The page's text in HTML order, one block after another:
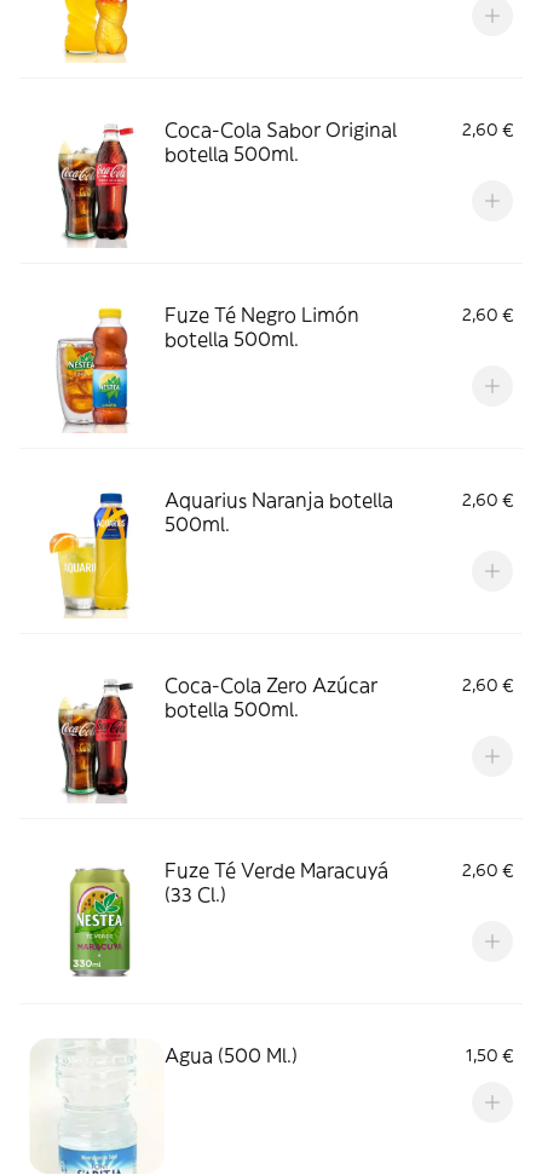
Coca-Cola Sabor Original
botella 500ml.
2,60 €
Fuze Té Negro Limón
botella 500ml.
2,60 €
Aquarius Naranja botella
500ml.
2,60 €
Coca-Cola Zero Azúcar
botella 500ml.
2,60 €
Fuze Té Verde Maracuyá
(33 Cl.)
2,60 €
Agua (500 Ml.) 1,50 €